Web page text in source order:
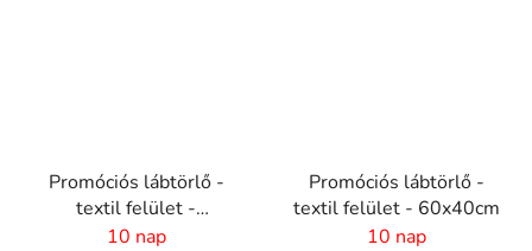
Promóciós lábtörlő -
textil felület -
150x300cm
10 nap
Promóciós lábtörlő -
textil felület - 60x40cm
10 nap